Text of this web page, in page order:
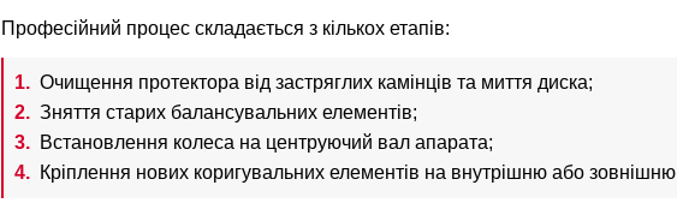
Професійний процес складається з кількох етапів:
Очищення протектора від застряглих камінців та миття диска;
Зняття старих балансувальних елементів;
Встановлення колеса на центруючий вал апарата;
Кріплення нових коригувальних елементів на внутрішню або